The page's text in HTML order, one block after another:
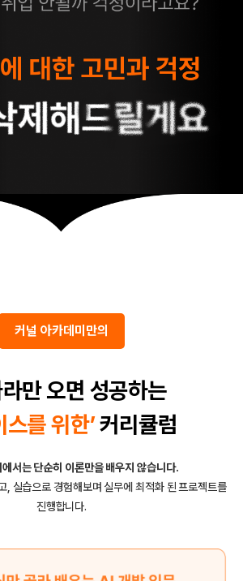
커널 아카데미만의
만 오면 성공하는
를 위한’커리큘럼
서는 단순히 이론만을 배우지 않습니다.
, 실습으로 경험해보며 실무에 최적화 된 프로젝트를
진행합니다.